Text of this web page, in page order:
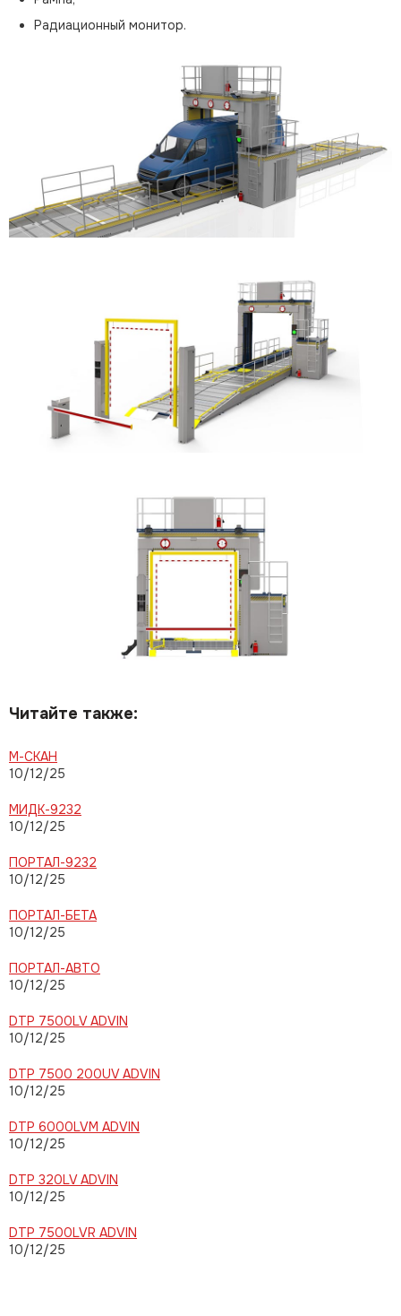
Радиационный монитор.
Читайте также:
М-СКАН
10/12/25
МИДК-9232
10/12/25
ПОРТАЛ-9232
10/12/25
ПОРТАЛ-БЕТА
10/12/25
ПОРТАЛ-АВТО
10/12/25
DTP 7500LV ADVIN
10/12/25
DTP 7500 200UV ADVIN
10/12/25
DTP 6000LVM ADVIN
10/12/25
DTP 320LV ADVIN
10/12/25
DTP 7500LVR ADVIN
10/12/25